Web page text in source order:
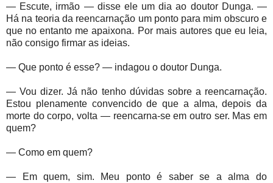
— Escute, irmão — disse ele um dia ao doutor Dunga. —
Há na teoria da reencarnação um ponto para mim obscuro e
que no entanto me apaixona. Por mais autores que eu leia,
não consigo firmar as ideias.
— Que ponto é esse? — indagou o doutor Dunga.
— Vou dizer. Já não tenho dúvidas sobre a reencarnação.
Estou plenamente convencido de que a alma, depois da
morte do corpo, volta — reencarna-se em outro ser. Mas em
quem?
— Como em quem?
— Em quem, sim. Meu ponto é saber se a alma do